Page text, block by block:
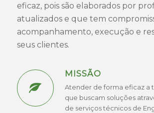
eficaz, pois são elaborados por
atualizados e que tem
acompanhamento, execução e
seus clientes.
MISSÃO
Atender de forma eficaz a
que buscam soluções
de serviços técnicos de